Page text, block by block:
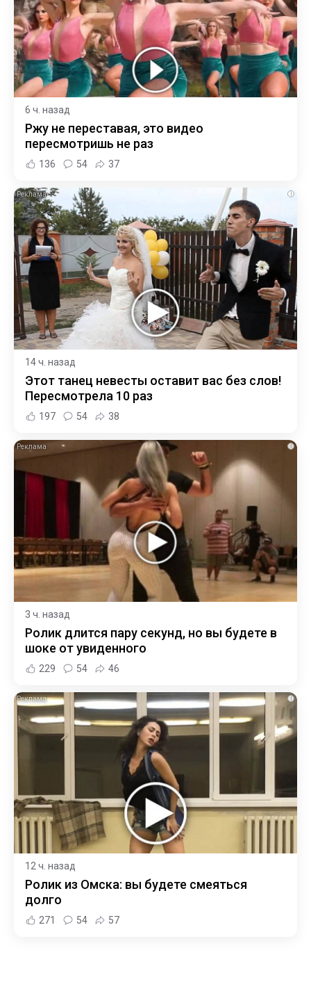
6 ч. назад
Ржу не переставая, это видео
пересмотришь не раз
136 54 37
i
14 ч. назад
Этот танец невесты оставит вас без слов!
Пересмотрела 10 раз
197 54 38
i
3 ч. назад
Ролик длится пару секунд, но вы будете в
шоке от увиденного
229 54 46
i
12 ч. назад
Ролик из Омска: вы будете смеяться
долго
271 54 57